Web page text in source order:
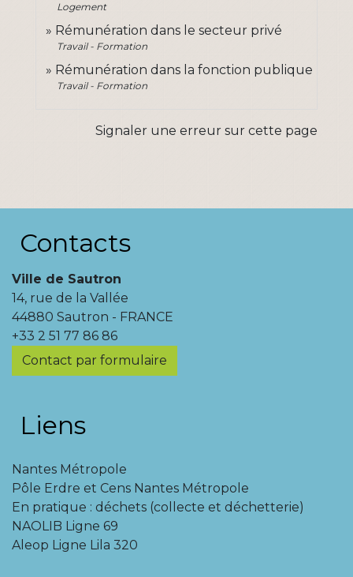
Logement
Rémunération dans le secteur privé
Travail - Formation
Rémunération dans la fonction publique
Travail - Formation
Signaler une erreur sur cette page
Contacts
Ville de Sautron
14, rue de la Vallée
44880 Sautron - FRANCE
+33 2 51 77 86 86
Contact par formulaire
Liens
Nantes Métropole
Pôle Erdre et Cens Nantes Métropole
En pratique : déchets (collecte et déchetterie)
NAOLIB Ligne 69
Aleop Ligne Lila 320